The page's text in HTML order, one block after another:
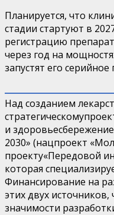
Планируется, что
стадии стартуют в
регистрацию
через год на
запустят его
Над созданием
стратегическому
и здоровьесбережение
2030» (нацпроект
проекту«Передовой
которая
Финансирование на
этих двух
значимости